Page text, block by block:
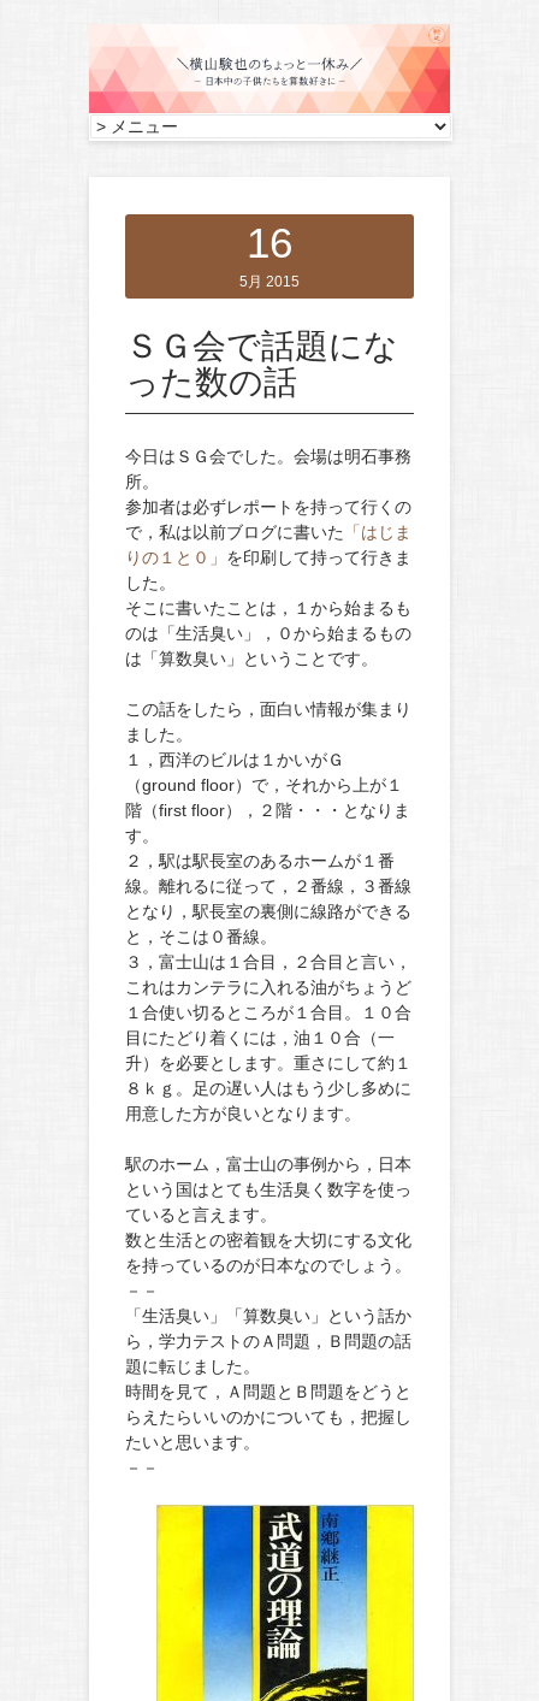
16
5月 2015
ＳＧ会で話題にな
った数の話
今日はＳＧ会でした。会場は明石事務
所。
参加者は必ずレポートを持って行くの
で，私は以前ブログに書いた
「はじま
りの１と０」 を印刷して持って行きま
した。
そこに書いたことは，１から始まるも
のは「生活臭い」，０から始まるもの
は「算数臭い」ということです。
この話をしたら，面白い情報が集まり
ました。
１，西洋のビルは１かいがＧ
（ground floor）で，それから上が１
階（first floor），２階・・・となりま
す。
２，駅は駅長室のあるホームが１番
線。離れるに従って，２番線，３番線
となり，駅長室の裏側に線路ができる
と，そこは０番線。
３，富士山は１合目，２合目と言い，
これはカンテラに入れる油がちょうど
１合使い切るところが１合目。１０合
目にたどり着くには，油１０合（一
升）を必要とします。重さにして約１
８ｋｇ。足の遅い人はもう少し多めに
用意した方が良いとなります。
駅のホーム，富士山の事例から，日本
という国はとても生活臭く数字を使っ
ていると言えます。
数と生活との密着観を大切にする文化
を持っているのが日本なのでしょう。
－－
「生活臭い」「算数臭い」という話か
ら，学力テストのＡ問題，Ｂ問題の話
題に転じました。
時間を見て，Ａ問題とＢ問題をどうと
らえたらいいのかについても，把握し
たいと思います。
－－